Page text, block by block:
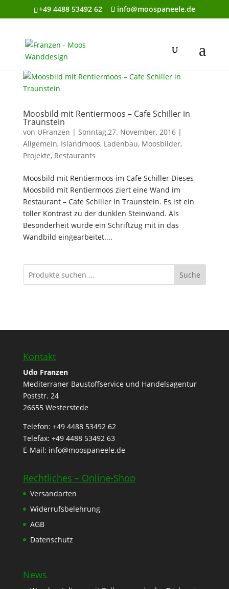
+49 4488 53492 62 info@moospaneele.de
Moosbild mit Rentiermoos – Cafe Schiller in
Traunstein
von UFranzen | Sonntag,27. November, 2016|
Allgemein, Islandmoos, Ladenbau, Moosbilder,
Projekte, Restaurants
Moosbild mit Rentiermoos im Cafe Schiller Dieses
Moosbild mit Rentiermoos ziert eine Wand im
Restaurant – Cafe Schiller in Traunstein. Es ist ein
toller Kontrast zu der dunklen Steinwand. Als
Besonderheit wurde ein Schriftzug mit in das
Wandbild eingearbeitet....
Suche
Kontakt
Udo Franzen
Mediterraner Baustoffservice und Handelsagentur
Poststr. 24
26655 Westerstede
Telefon: +49 4488 53492 62
Telefax: +49 4488 53492 63
E-Mail: info@moospaneele.de
Rechtliches – Online-Shop
Versandarten
Widerrufsbelehrung
AGB
Datenschutz
News